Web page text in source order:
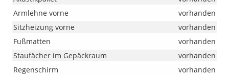
Armlehne vorne
vorhanden
Sitzheizung vorne
vorhanden
Fußmatten
vorhanden
Staufächer im Gepäckraum
vorhanden
Regenschirm
vorhanden